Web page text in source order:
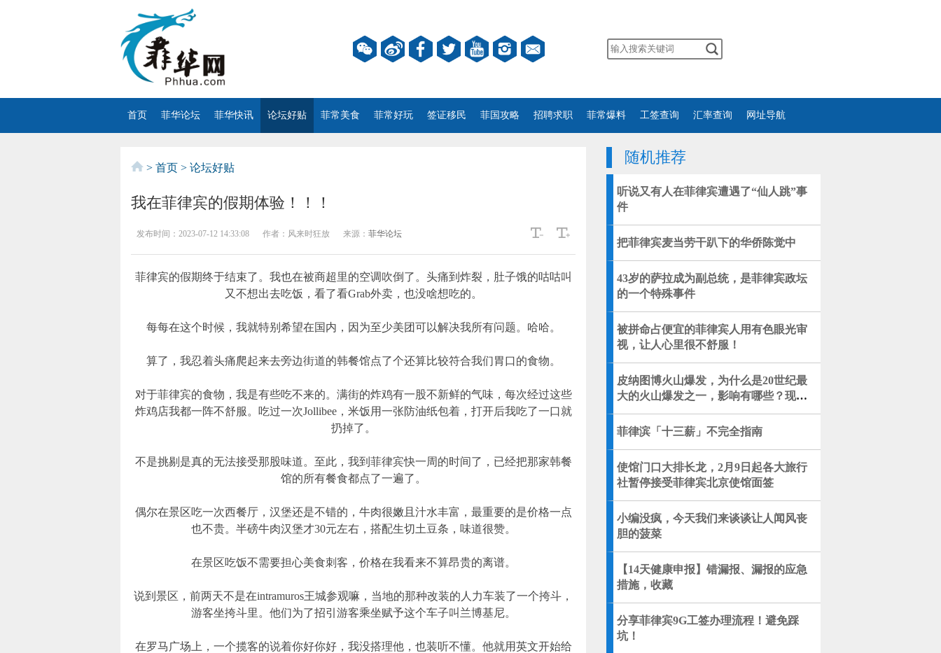
首页 菲华论坛 菲华快讯 论坛好贴 菲常美食 菲常好玩 签证移民 菲国攻略 招聘求职 菲常爆料 工签查询 汇率查询 网址导航
> 首页 > 论坛好贴
我在菲律宾的假期体验！！！
发布时间： 2023-07-12 14:33:08 作者： 风来时狂放 来源： 菲华论坛
菲律宾的假期终于结束了。我也在被商超里的空调吹倒了。头痛到炸裂，肚子饿的咕咕叫
又不想出去吃饭，看了看Grab外卖，也没啥想吃的。
每每在这个时候，我就特别希望在国内，因为至少美团可以解决我所有问题。哈哈。
算了，我忍着头痛爬起来去旁边街道的韩餐馆点了个还算比较符合我们胃口的食物。
对于菲律宾的食物，我是有些吃不来的。满街的炸鸡有一股不新鲜的气味，每次经过这些
炸鸡店我都一阵不舒服。吃过一次Jollibee，米饭用一张防油纸包着，打开后我吃了一口就
扔掉了。
不是挑剔是真的无法接受那股味道。至此，我到菲律宾快一周的时间了，已经把那家韩餐
馆的所有餐食都点了一遍了。
偶尔在景区吃一次西餐厅，汉堡还是不错的，牛肉很嫩且汁水丰富，最重要的是价格一点
也不贵。半磅牛肉汉堡才30元左右，搭配生切土豆条，味道很赞。
在景区吃饭不需要担心美食刺客，价格在我看来不算昂贵的离谱。
说到景区，前两天不是在intramuros王城参观嘛，当地的那种改装的人力车装了一个挎斗，
游客坐挎斗里。他们为了招引游客乘坐赋予这个车子叫兰博基尼。
在罗马广场上，一个揽客的说着你好你好，我没搭理他，也装听不懂。他就用英文开始给
随机推荐
听说又有人在菲律宾遭遇了“仙人跳”事
件
把菲律宾麦当劳干趴下的华侨陈觉中
43岁的萨拉成为副总统，是菲律宾政坛
的一个特殊事件
被拼命占便宜的菲律宾人用有色眼光审
视，让人心里很不舒服！
皮纳图博火山爆发，为什么是20世纪最
大的火山爆发之一，影响有哪些？现在
适合徒步或者观光吗？打卡湛蓝火...
菲律滨「十三薪」不完全指南
使馆门口大排长龙，2月9日起各大旅行
社暂停接受菲律宾北京使馆面签
小编没疯，今天我们来谈谈让人闻风丧
胆的菠菜
【14天健康申报】错漏报、漏报的应急
措施，收藏
分享菲律宾9G工签办理流程！避免踩
坑！